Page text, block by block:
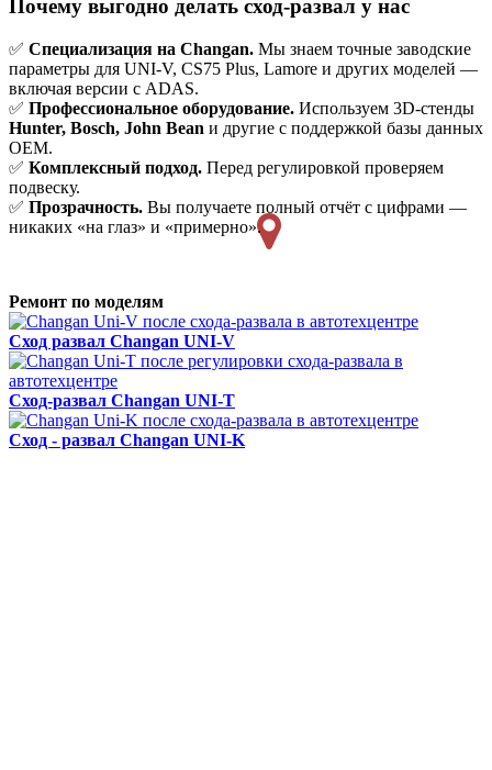
Почему выгодно делать сход-развал у нас
✅ Специализация на Changan. Мы знаем точные заводские
параметры для UNI-V, CS75 Plus, Lamore и других моделей —
включая версии с ADAS.
✅ Профессиональное оборудование. Используем 3D-стенды
Hunter, Bosch, John Bean и другие с поддержкой базы данных
OEM.
✅ Комплексный подход. Перед регулировкой проверяем
подвеску.
✅ Прозрачность. Вы получаете полный отчёт с цифрами —
никаких «на глаз» и «примерно».
Ремонт по моделям
Сход развал Changan UNI-V
Сход-развал Changan UNI-T
Сход - развал Changan UNI-K